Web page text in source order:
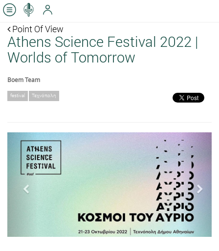
Point Of View
Athens Science Festival 2022 |
Worlds of Tomorrow
Boem Team
festival Τεχνόπολη
Previous